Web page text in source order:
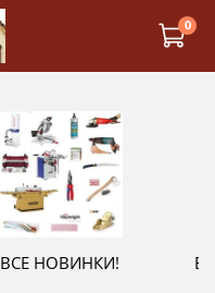
0
ВСЕ НОВИНКИ!